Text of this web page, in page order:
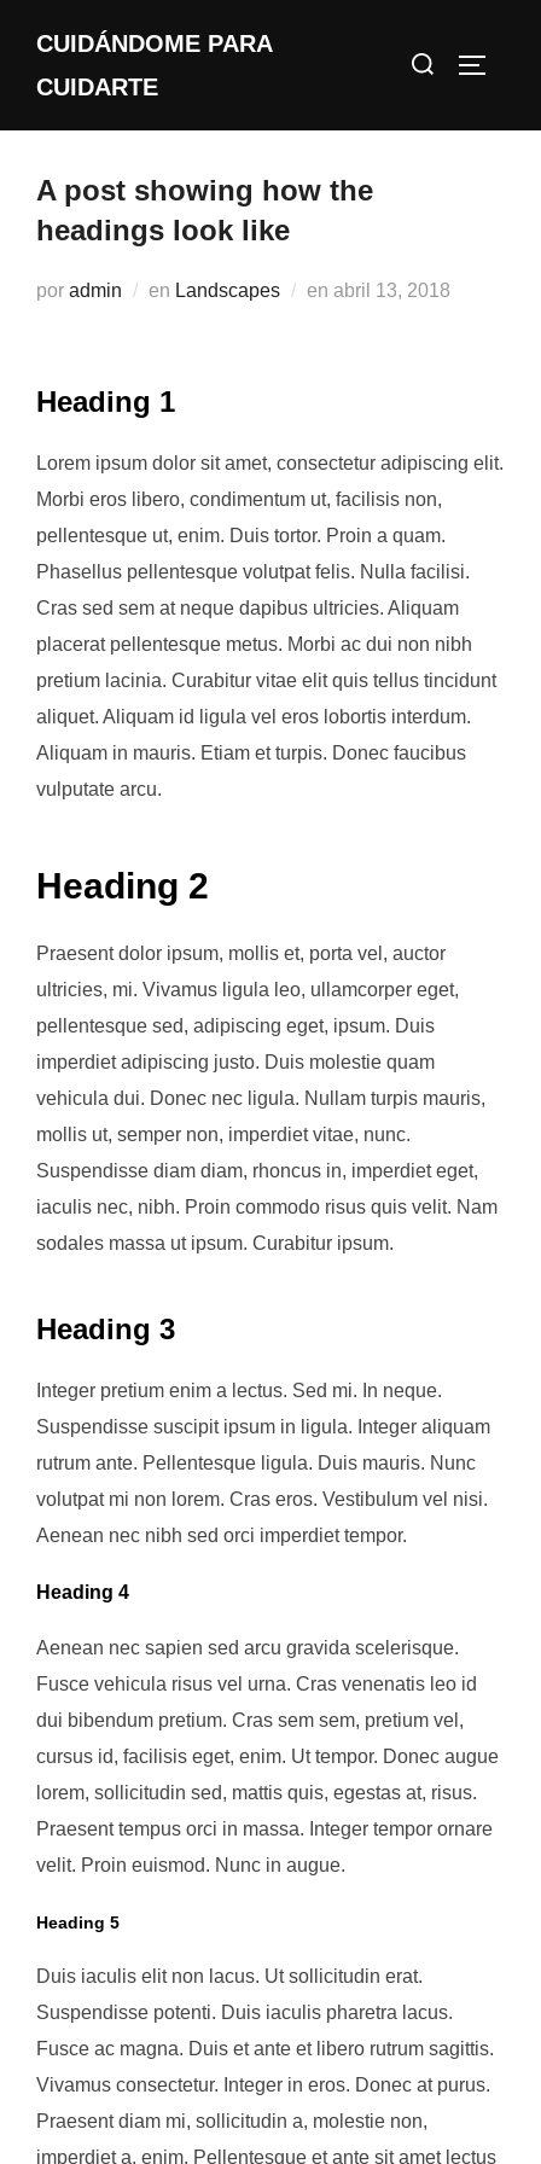
contenido
CUIDÁNDOME PARA
CUIDARTE
Buscar:
A post showing how the
headings look like
por admin en Landscapes en Publicado
abril 13, 2018
Heading 1
Lorem ipsum dolor sit amet, consectetur adipiscing elit.
Morbi eros libero, condimentum ut, facilisis non,
pellentesque ut, enim. Duis tortor. Proin a quam.
Phasellus pellentesque volutpat felis. Nulla facilisi.
Cras sed sem at neque dapibus ultricies. Aliquam
placerat pellentesque metus. Morbi ac dui non nibh
pretium lacinia. Curabitur vitae elit quis tellus tincidunt
aliquet. Aliquam id ligula vel eros lobortis interdum.
Aliquam in mauris. Etiam et turpis. Donec faucibus
vulputate arcu.
Heading 2
Praesent dolor ipsum, mollis et, porta vel, auctor
ultricies, mi. Vivamus ligula leo, ullamcorper eget,
pellentesque sed, adipiscing eget, ipsum. Duis
imperdiet adipiscing justo. Duis molestie quam
vehicula dui. Donec nec ligula. Nullam turpis mauris,
mollis ut, semper non, imperdiet vitae, nunc.
Suspendisse diam diam, rhoncus in, imperdiet eget,
iaculis nec, nibh. Proin commodo risus quis velit. Nam
sodales massa ut ipsum. Curabitur ipsum.
Heading 3
Integer pretium enim a lectus. Sed mi. In neque.
Suspendisse suscipit ipsum in ligula. Integer aliquam
rutrum ante. Pellentesque ligula. Duis mauris. Nunc
volutpat mi non lorem. Cras eros. Vestibulum vel nisi.
Aenean nec nibh sed orci imperdiet tempor.
Heading 4
Aenean nec sapien sed arcu gravida scelerisque.
Fusce vehicula risus vel urna. Cras venenatis leo id
dui bibendum pretium. Cras sem sem, pretium vel,
cursus id, facilisis eget, enim. Ut tempor. Donec augue
lorem, sollicitudin sed, mattis quis, egestas at, risus.
Praesent tempus orci in massa. Integer tempor ornare
velit. Proin euismod. Nunc in augue.
Heading 5
Duis iaculis elit non lacus. Ut sollicitudin erat.
Suspendisse potenti. Duis iaculis pharetra lacus.
Fusce ac magna. Duis et ante et libero rutrum sagittis.
Vivamus consectetur. Integer in eros. Donec at purus.
Praesent diam mi, sollicitudin a, molestie non,
imperdiet a, enim. Pellentesque et ante sit amet lectus